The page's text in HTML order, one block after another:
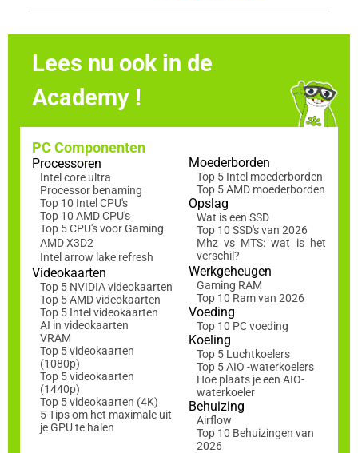
Lees nu ook in de
Academy !
PC Componenten
Processoren
Intel core ultra
Processor benaming
Top 10 Intel CPU's
Top 10 AMD CPU's
Top 5 CPU's voor Gaming
AMD X3D2
Intel arrow lake refresh
Videokaarten
Top 5 NVIDIA videokaarten
Top 5 AMD videokaarten
Top 5 Intel videokaarten
AI in videokaarten
VRAM
Top 5 videokaarten
(1080p)
Top 5 videokaarten
(1440p)
Top 5 videokaarten (4K)
5 Tips om het maximale uit
je GPU te halen
Moederborden
Top 5 Intel moederborden
Top 5 AMD moederborden
Opslag
Wat is een SSD
Top 10 SSD's van 2026
Mhz vs MTS: wat is het
verschil?
Werkgeheugen
Gaming RAM
Top 10 Ram van 2026
Voeding
Top 10 PC voeding
Koeling
Top 5 Luchtkoelers
Top 5 AIO -waterkoelers
Hoe plaats je een AIO-
waterkoeler
Behuizing
Airflow
Top 10 Behuizingen van
2026